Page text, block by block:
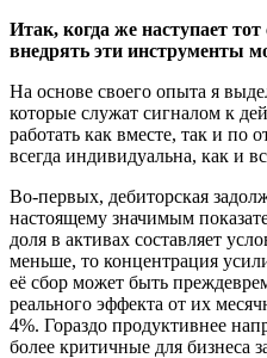
Итак, когда же наступает
внедрять эти инструменты
На основе своего опыта я
которые служат сигналом к
работать как вместе, так и по
всегда индивидуальна, как и
Во-первых, дебиторская
настоящему значимым
доля в активах составляет
меньше, то концентрация
её сбор может быть
реального эффекта от их
4%. Гораздо продуктивнее
более критичные для бизнеса